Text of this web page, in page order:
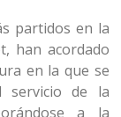
partidos en la
han acordado
en la que se
servicio de la
a la